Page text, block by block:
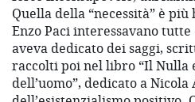
Quella della “necessità” è
Enzo Paci interessavano
aveva dedicato dei saggi,
raccolti poi nel libro “Il Nulla
dell’uomo”, dedicato a